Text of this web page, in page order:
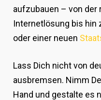
aufzubauen – von der
Internetlösung bis hin
oder einer neuen
Lass Dich nicht von
ausbremsen. Nimm
Hand und gestalte es